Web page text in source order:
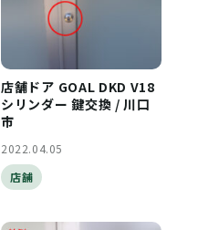
店舗ドア GOAL DKD V18
シリンダー 鍵交換 / 川口
市
2022.04.05
店舗